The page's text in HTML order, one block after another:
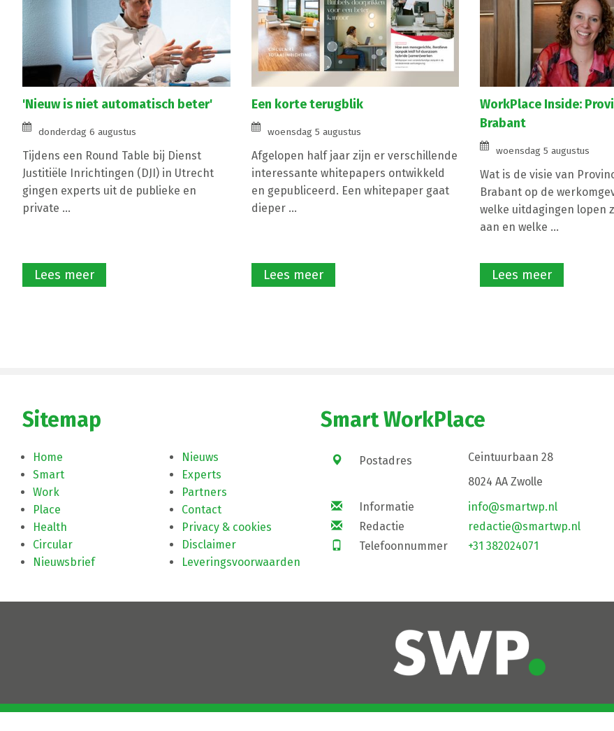
'Nieuw is niet automatisch beter'
donderdag 6 augustus
Tijdens een Round Table bij Dienst
Justitiële Inrichtingen (DJI) in Utrecht
gingen experts uit de publieke en
private ...
Lees meer
Een korte terugblik
woensdag 5 augustus
Afgelopen half jaar zijn er verschillende
interessante whitepapers ontwikkeld
en gepubliceerd. Een whitepaper gaat
dieper ...
Lees meer
WorkPlace Inside:
Brabant
woensdag 5 augustus
Wat is de visie van
Brabant op de
welke uitdagingen lopen
aan en welke ...
Lees meer
Sitemap
Home
Smart
Work
Place
Health
Circular
Nieuwsbrief
Nieuws
Experts
Partners
Contact
Privacy & cookies
Disclaimer
Leveringsvoorwaarden
Smart WorkPlace
Postadres
Ceintuurbaan 28
8024 AA Zwolle
Informatie
info@smartwp.nl
Redactie
redactie@smartwp.nl
Telefoonnummer
+31 382024071